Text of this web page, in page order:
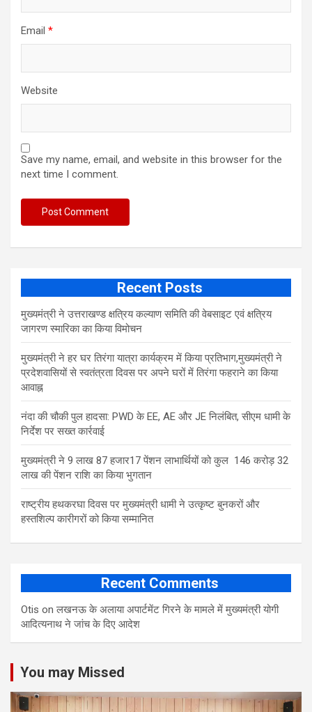
Email *
Website
Save my name, email, and website in this browser for the
next time I comment.
Recent Posts
मुख्यमंत्री ने उत्तराखण्ड क्षत्रिय कल्याण समिति की वेबसाइट एवं क्षत्रिय
जागरण स्मारिका का किया विमोचन
मुख्यमंत्री ने हर घर तिरंगा यात्रा कार्यक्रम में किया प्रतिभाग,मुख्यमंत्री ने
प्रदेशवासियों से स्वतंत्रता दिवस पर अपने घरों में तिरंगा फहराने का किया
आवाह्न
नंदा की चौकी पुल हादसा: PWD के EE, AE और JE निलंबित, सीएम धामी के
निर्देश पर सख्त कार्रवाई
मुख्यमंत्री ने 9 लाख 87 हजार17 पेंशन लाभार्थियों को कुल 146 करोड़ 32
लाख की पेंशन राशि का किया भुगतान
राष्ट्रीय हथकरघा दिवस पर मुख्यमंत्री धामी ने उत्कृष्ट बुनकरों और
हस्तशिल्प कारीगरों को किया सम्मानित
Recent Comments
Otis onलखनऊ के अलाया अपार्टमेंट गिरने के मामले में मुख्‍यमंत्री योगी
आद‍ित्‍यनाथ ने जांच के द‍िए आदेश
You may Missed